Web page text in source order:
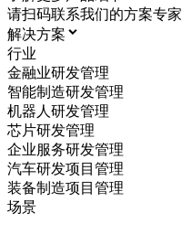
请扫码联系我们的方案专家
解决方案
行业
金融业研发管理
智能制造研发管理
机器人研发管理
芯片研发管理
企业服务研发管理
汽车研发项目管理
装备制造项目管理
场景